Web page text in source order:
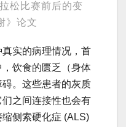
松比赛前后的变
》论文
实的病理情况，首
饮食的匮乏（身体
。这些患者的灰质
之间连接性也会有
侧索硬化症 (ALS)